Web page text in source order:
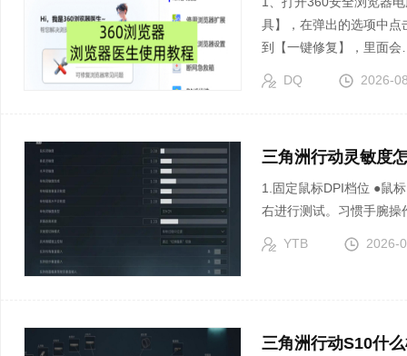
具】，在弹出的选项中
到【一键修复】，里面
DQ 2026-
三角洲行动灵敏度
1.固定鼠标DPI档位 ●鼠标DPI可以从800开始设置，游戏内基础灵敏度则从3左
右进行测试。习惯手腕
YTB 2026-
三角洲行动S10什